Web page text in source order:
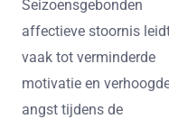
Seizoensgebonden
affectieve stoornis
vaak tot verminderde
motivatie en
angst tijdens de